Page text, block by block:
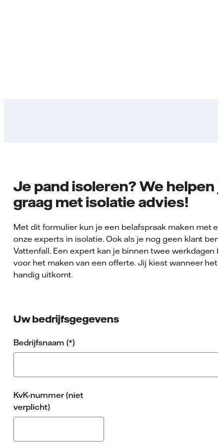
Je pand isoleren? We helpen
graag met isolatie advies!
Met dit formulier kun je een belafspraak maken met
onze experts in isolatie. Ook als je nog geen klant
Vattenfall. Een expert kan je binnen twee werkdagen
voor het maken van een offerte. Jij kiest wanneer het
handig uitkomt.
Uw bedrijfsgegevens
Bedrijfsnaam
KvK-nummer (niet
verplicht)